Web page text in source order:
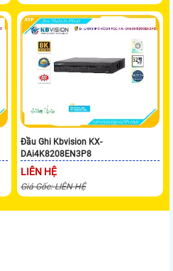
Đầu Ghi Kbvision KX-
DAi4K8208EN3P8
LIÊN HỆ
Giá Gốc: LIÊN HỆ